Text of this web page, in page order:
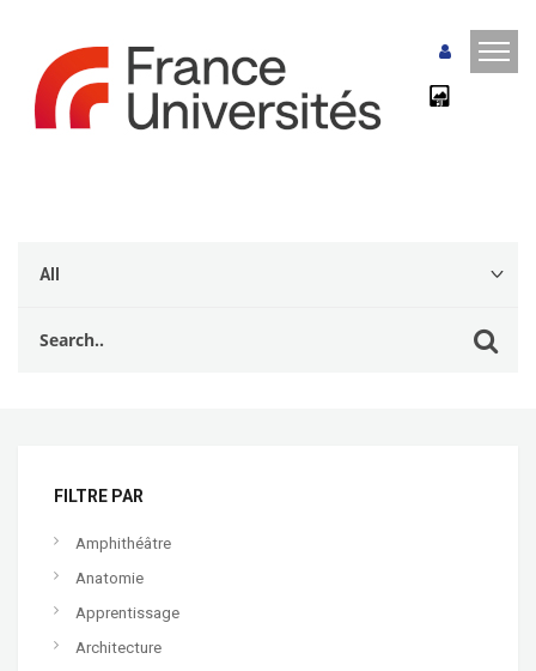
FILTRE PAR
Amphithéâtre
Anatomie
Apprentissage
Architecture